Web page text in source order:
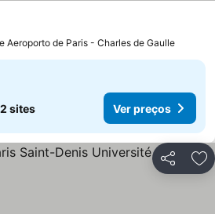
Aeroporto de Paris - Charles de Gaulle
2 sites Ver preços
Partilhar